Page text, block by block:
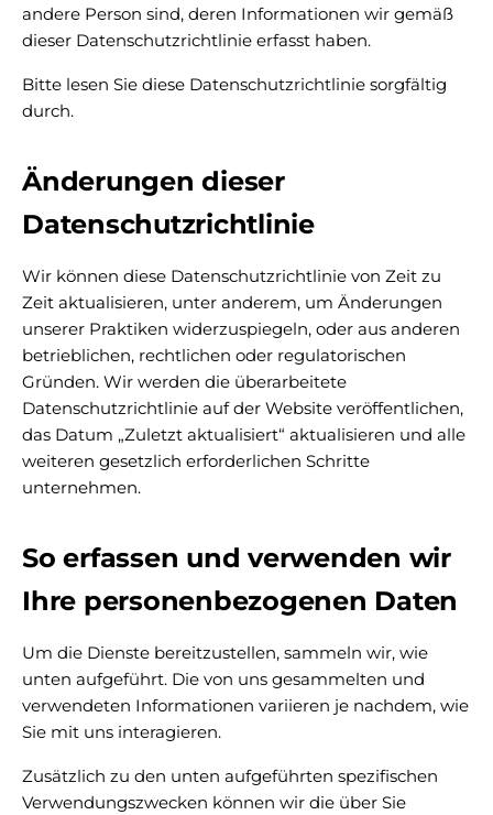
andere Person sind, deren Informationen wir gemäß
dieser Datenschutzrichtlinie erfasst haben.
Bitte lesen Sie diese Datenschutzrichtlinie sorgfältig
durch.
Änderungen dieser
Datenschutzrichtlinie
Wir können diese Datenschutzrichtlinie von Zeit zu
Zeit aktualisieren, unter anderem, um Änderungen
unserer Praktiken widerzuspiegeln, oder aus anderen
betrieblichen, rechtlichen oder regulatorischen
Gründen. Wir werden die überarbeitete
Datenschutzrichtlinie auf der Website veröffentlichen,
das Datum „Zuletzt aktualisiert“ aktualisieren und alle
weiteren gesetzlich erforderlichen Schritte
unternehmen.
So erfassen und verwenden wir
Ihre personenbezogenen Daten
Um die Dienste bereitzustellen, sammeln wir, wie
unten aufgeführt. Die von uns gesammelten und
verwendeten Informationen variieren je nachdem, wie
Sie mit uns interagieren.
Zusätzlich zu den unten aufgeführten spezifischen
Verwendungszwecken können wir die über Sie